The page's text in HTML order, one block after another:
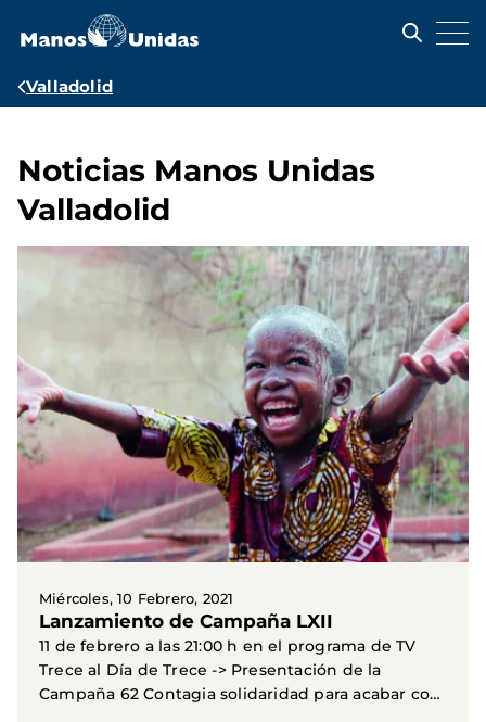
contenido
Ruta
navegación
Valladolid
Noticias Manos Unidas
Valladolid
Miércoles, 10 Febrero, 2021
Lanzamiento de Campaña LXII
11 de febrero a las 21:00 h en el programa de TV
Trece al Día de Trece -> Presentación de la
Campaña 62 Contagia solidaridad para acabar con